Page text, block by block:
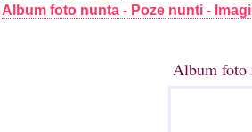
Album foto nunta - Poze nunti -
Album foto